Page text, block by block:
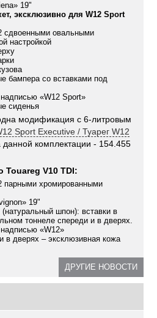
19"
эксклюзивно для W12 Sport
сдвоенными овальными
настройкой
бампера со вставками под
«W12 Sport»
сиденья
модификация с 6-литровым
Sport Executive / Туарег W12
данной комплектации - 154.455
Touareg V10 TDI:
парными хромированными
19"
шпон): вставки в
тоннеле спереди и в дверях.
«W12»
в дверях – эксклюзивная кожа
ДРУГИЕ НОВОСТИ